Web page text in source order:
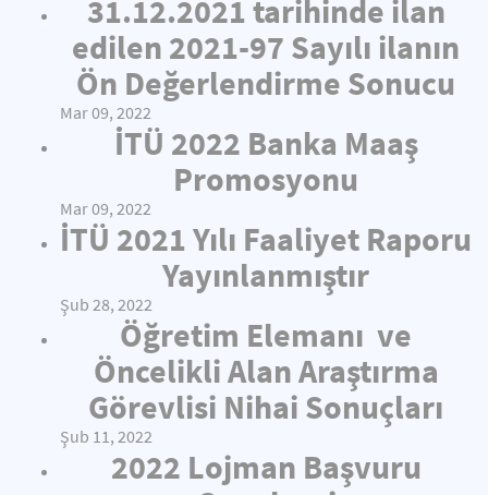
31.12.2021 tarihinde ilan
edilen 2021-97 Sayılı ilanın
Ön Değerlendirme Sonucu
Mar 09, 2022
İTÜ 2022 Banka Maaş
Promosyonu
Mar 09, 2022
İTÜ 2021 Yılı Faaliyet Raporu
Yayınlanmıştır
Şub 28, 2022
Öğretim Elemanı ve
Öncelikli Alan Araştırma
Görevlisi Nihai Sonuçları
Şub 11, 2022
2022 Lojman Başvuru